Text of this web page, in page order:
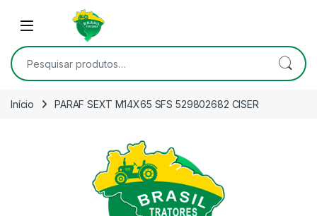
Skip to navigation
Open
Pesquisar por:
Início PARAF SEXT M14X65 SFS 529802682 CISER